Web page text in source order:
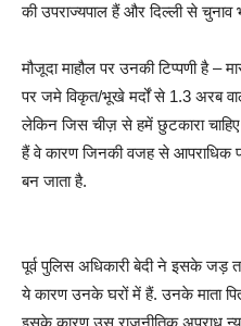
की उपराज्यपाल हैं और दिल्ली से चुनाव
मौजूदा माहौल पर उनकी टिप्पणी है –
पर जमे विकृत/भूखे मर्दों से 1.3 अरब
लेकिन जिस चीज़ से हमें छुटकारा
हैं वे कारण जिनकी वजह से आपराधिक
बन जाता है.
पूर्व पुलिस अधिकारी बेदी ने इसके
ये कारण उनके घरों में हैं. उनके माता